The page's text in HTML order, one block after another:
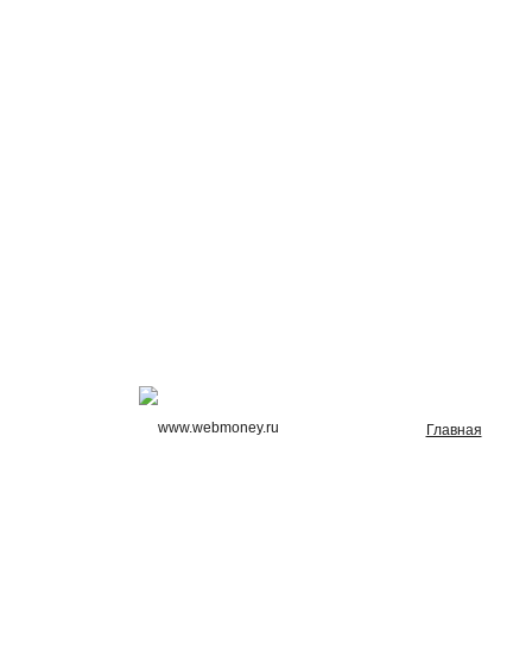
Главная